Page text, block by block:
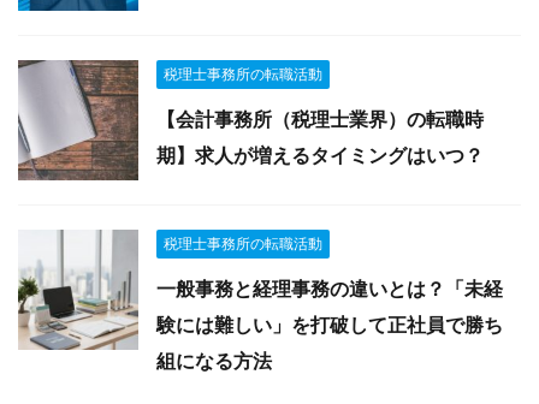
税理士事務所の転職活動
【会計事務所（税理士業界）の転職時
期】求人が増えるタイミングはいつ？
税理士事務所の転職活動
一般事務と経理事務の違いとは？「未経
験には難しい」を打破して正社員で勝ち
組になる方法